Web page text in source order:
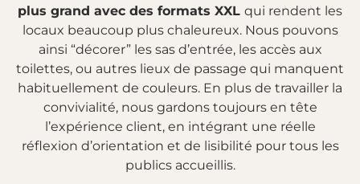
plus grand avec des formats XXL qui rendent les
locaux beaucoup plus chaleureux. Nous pouvons
ainsi “décorer” les sas d’entrée, les accès aux
toilettes, ou autres lieux de passage qui manquent
habituellement de couleurs. En plus de travailler la
convivialité, nous gardons toujours en tête
l’expérience client, en intégrant une réelle
réflexion d’orientation et de lisibilité pour tous les
publics accueillis.